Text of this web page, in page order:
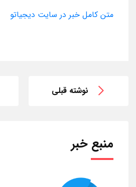
متن کامل خبر در سایت دیجیاتو
نوشته قبلی
منبع خبر